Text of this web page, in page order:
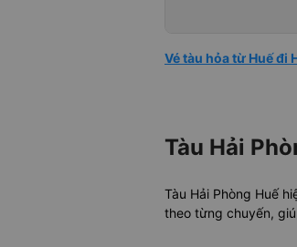
Vé tàu hỏa từ Huế đi
Tàu Hải
Tàu Hải Phòng Huế
theo từng chuyến,